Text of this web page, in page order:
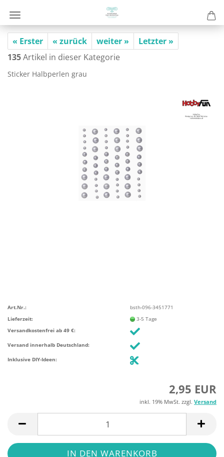
« Erster « zurück weiter »
Letzter »
135Artikel in dieser Kategorie
Sti­cker Halb­per­len grau
Art.Nr.:
bsth-096-3451771
Lieferzeit:
3-5 Tage
Versandkostenfrei ab 49 €:
Versand innerhalb Deutschland:
Inklusive DIY-Ideen:
2,95 EUR
inkl. 19% MwSt. zzgl. Versand